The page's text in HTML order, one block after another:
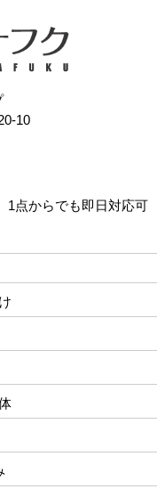
10
1点からでも即日対応可